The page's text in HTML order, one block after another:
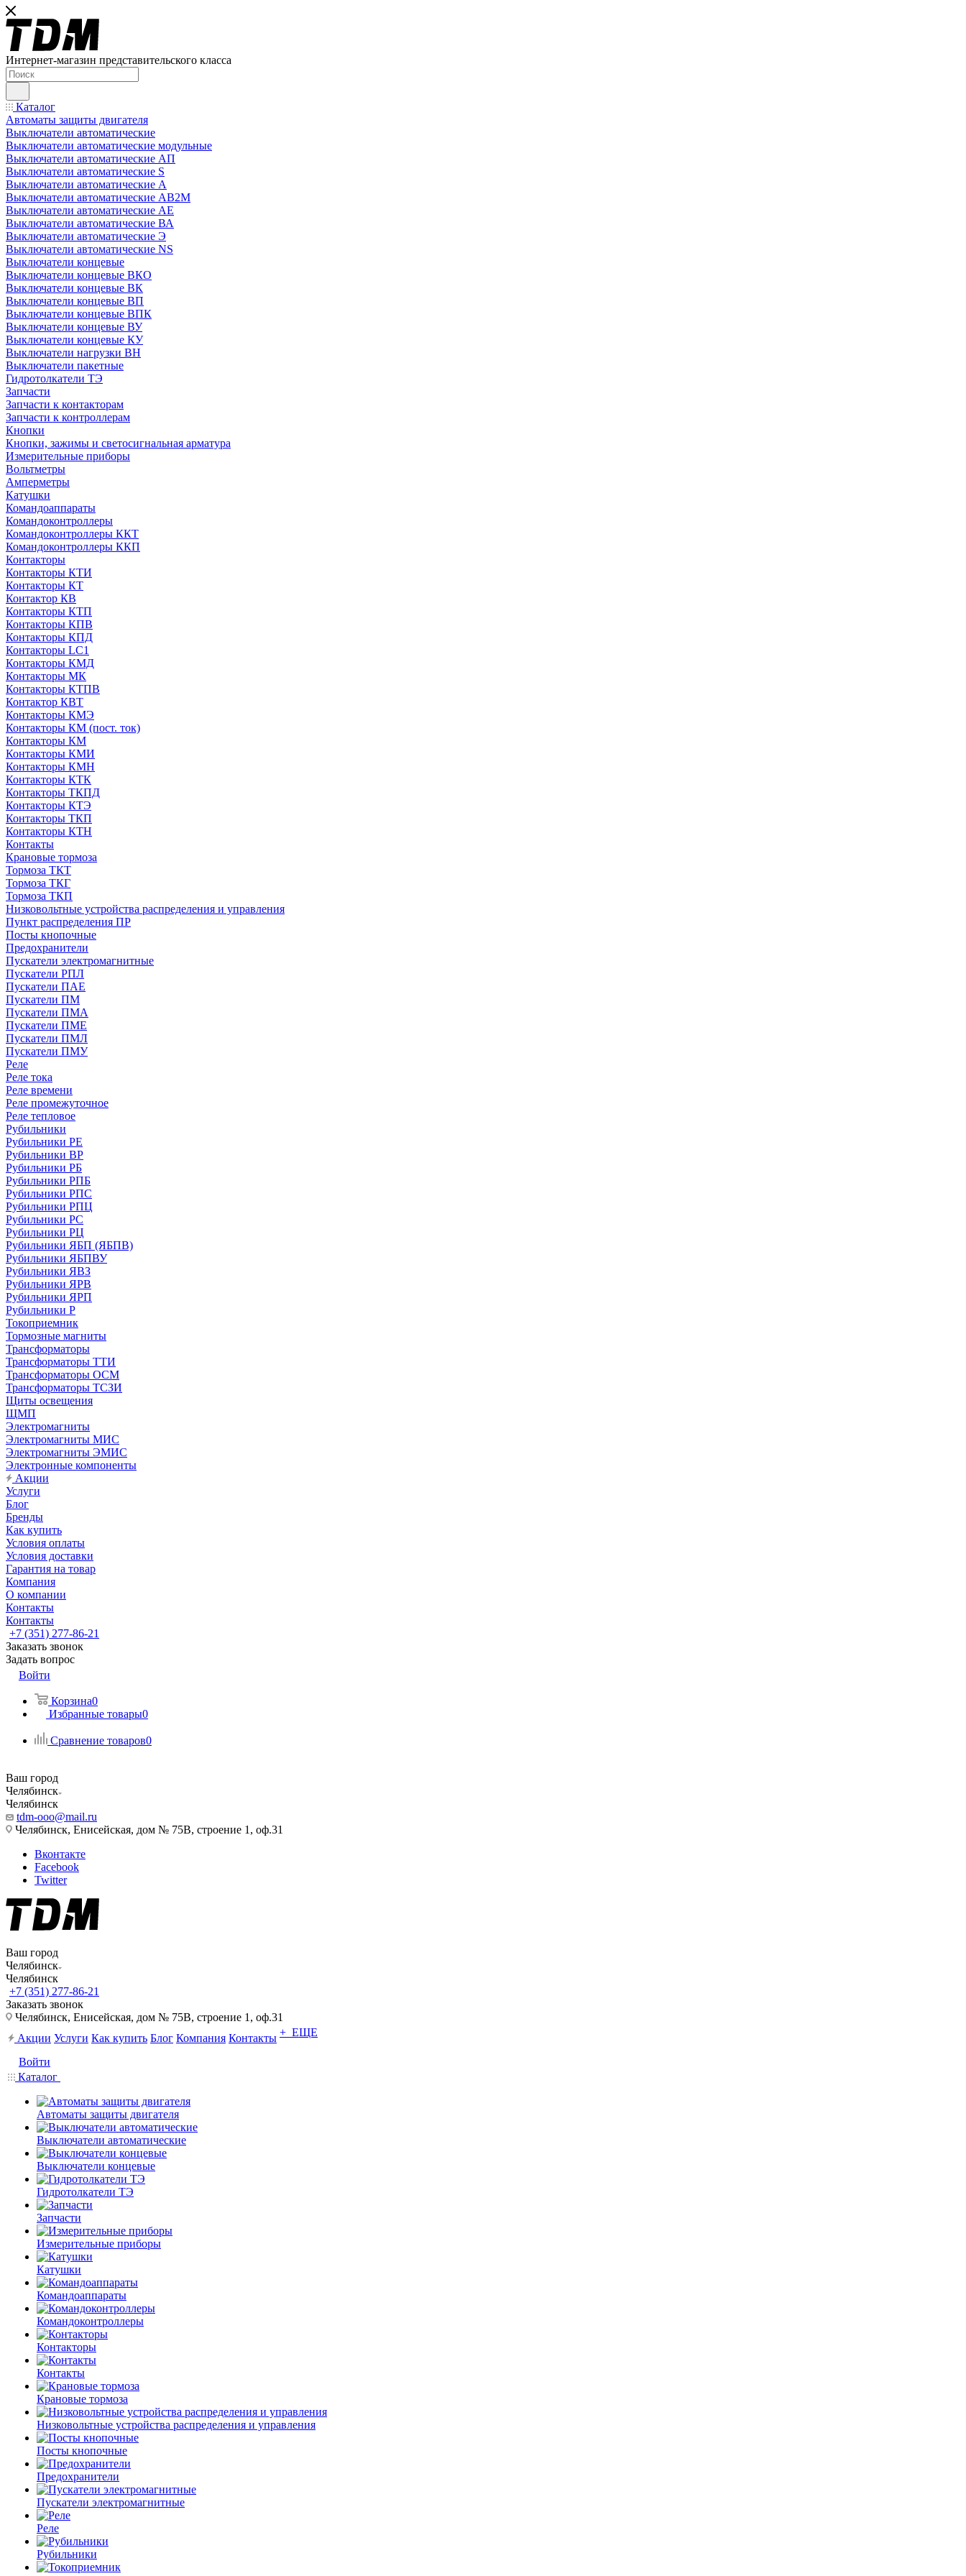
Интернет-магазин представительского класса
Каталог
Автоматы защиты двигателя
Выключатели автоматические
Выключатели автоматические модульные
Выключатели автоматические АП
Выключатели автоматические S
Выключатели автоматические А
Выключатели автоматические АВ2М
Выключатели автоматические АЕ
Выключатели автоматические ВА
Выключатели автоматические Э
Выключатели автоматические NS
Выключатели концевые
Выключатели концевые ВКО
Выключатели концевые ВК
Выключатели концевые ВП
Выключатели концевые ВПК
Выключатели концевые ВУ
Выключатели концевые КУ
Выключатели нагрузки ВН
Выключатели пакетные
Гидротолкатели ТЭ
Запчасти
Запчасти к контакторам
Запчасти к контроллерам
Кнопки
Кнопки, зажимы и светосигнальная арматура
Измерительные приборы
Вольтметры
Амперметры
Катушки
Командоаппараты
Командоконтроллеры
Командоконтроллеры ККТ
Командоконтроллеры ККП
Контакторы
Контакторы КТИ
Контакторы КТ
Контактор КВ
Контакторы КТП
Контакторы КПВ
Контакторы КПД
Контакторы LC1
Контакторы КМД
Контакторы МК
Контакторы КТПВ
Контактор КВТ
Контакторы КМЭ
Контакторы КМ (пост. ток)
Контакторы КМ
Контакторы КМИ
Контакторы КМН
Контакторы КТК
Контакторы ТКПД
Контакторы КТЭ
Контакторы ТКП
Контакторы КТН
Контакты
Крановые тормоза
Тормоза ТКТ
Тормоза ТКГ
Тормоза ТКП
Низковольтные устройства распределения и управления
Пункт распределения ПР
Посты кнопочные
Предохранители
Пускатели электромагнитные
Пускатели РПЛ
Пускатели ПАЕ
Пускатели ПМ
Пускатели ПМА
Пускатели ПМЕ
Пускатели ПМЛ
Пускатели ПМУ
Реле
Реле тока
Реле времени
Реле промежуточное
Реле тепловое
Рубильники
Рубильники РЕ
Рубильники ВР
Рубильники РБ
Рубильники РПБ
Рубильники РПС
Рубильники РПЦ
Рубильники РС
Рубильники РЦ
Рубильники ЯБП (ЯБПВ)
Рубильники ЯБПВУ
Рубильники ЯВЗ
Рубильники ЯРВ
Рубильники ЯРП
Рубильники Р
Токоприемник
Тормозные магниты
Трансформаторы
Трансформаторы ТТИ
Трансформаторы ОСМ
Трансформаторы ТСЗИ
Щиты освещения
ЩМП
Электромагниты
Электромагниты МИС
Электромагниты ЭМИС
Электронные компоненты
Акции
Услуги
Блог
Бренды
Как купить
Условия оплаты
Условия доставки
Гарантия на товар
Компания
О компании
Контакты
Контакты
+7 (351) 277-86-21
Заказать звонок
Задать вопрос
Войти
Корзина0
Избранные товары0
Сравнение товаров0
Ваш город
Челябинск
Челябинск
tdm-ooo@mail.ru
Челябинск, Енисейская, дом № 75В, строение 1, оф.31
Вконтакте
Facebook
Twitter
Ваш город
Челябинск
Челябинск
+7 (351) 277-86-21
Заказать звонок
Челябинск, Енисейская, дом № 75В, строение 1, оф.31
Акции Услуги Как купить Блог Компания Контакты + ЕЩЕ
Войти
Каталог
Автоматы защиты двигателя
Выключатели автоматические
Выключатели концевые
Гидротолкатели ТЭ
Запчасти
Измерительные приборы
Катушки
Командоаппараты
Командоконтроллеры
Контакторы
Контакты
Крановые тормоза
Низковольтные устройства распределения и управления
Посты кнопочные
Предохранители
Пускатели электромагнитные
Реле
Рубильники